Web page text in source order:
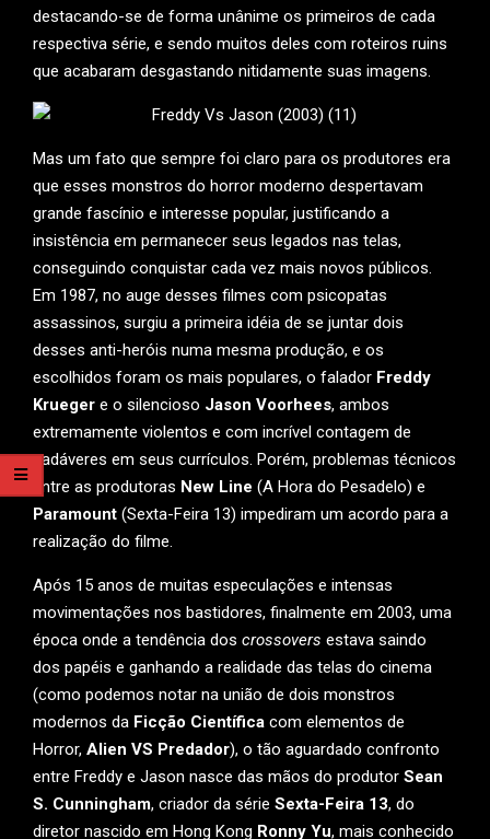
destacando-se de forma unânime os primeiros de cada
respectiva série, e sendo muitos deles com roteiros ruins
que acabaram desgastando nitidamente suas imagens.
Mas um fato que sempre foi claro para os produtores era
que esses monstros do horror moderno despertavam
grande fascínio e interesse popular, justificando a
insistência em permanecer seus legados nas telas,
conseguindo conquistar cada vez mais novos públicos.
Em 1987, no auge desses filmes com psicopatas
assassinos, surgiu a primeira idéia de se juntar dois
desses anti-heróis numa mesma produção, e os
escolhidos foram os mais populares, o falador Freddy
Krueger e o silencioso Jason Voorhees, ambos
extremamente violentos e com incrível contagem de
cadáveres em seus currículos. Porém, problemas técnicos
entre as produtoras New Line (A Hora do Pesadelo) e
Paramount (Sexta-Feira 13) impediram um acordo para a
realização do filme.
Após 15 anos de muitas especulações e intensas
movimentações nos bastidores, finalmente em 2003, uma
época onde a tendência dos crossovers estava saindo
dos papéis e ganhando a realidade das telas do cinema
(como podemos notar na união de dois monstros
modernos da Ficção Científica com elementos de
Horror, Alien VS Predador), o tão aguardado confronto
entre Freddy e Jason nasce das mãos do produtor Sean
S. Cunningham, criador da série Sexta-Feira 13, do
diretor nascido em Hong Kong Ronny Yu, mais conhecido